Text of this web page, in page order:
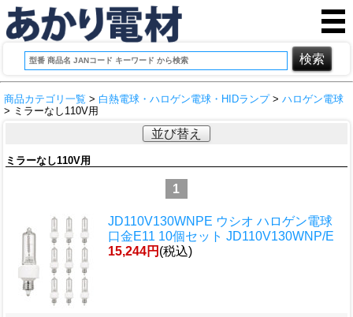
商品カテゴリ一覧 > 白熱電球・ハロゲン電球・HIDランプ> ハロゲン電球
> ミラーなし110V用
並び替え
ミラーなし110V用
1
JD110V130WNPE ウシオ ハロゲン電球
口金E11 10個セット JD110V130WNP/E
15,244円 (税込)